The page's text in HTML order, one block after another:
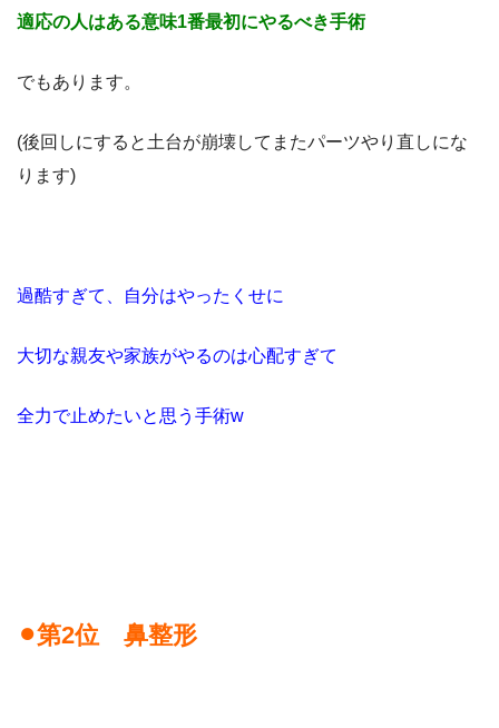
適応の人はある意味1番最初にやるべき手術
でもあります。
(後回しにすると土台が崩壊して またパーツやり直しにな
ります)
過酷すぎて、 自分はやったくせに
大切な親友や家族がやるのは心配すぎて
全力で止めたいと思う手術w
⚫︎第2位 鼻整形